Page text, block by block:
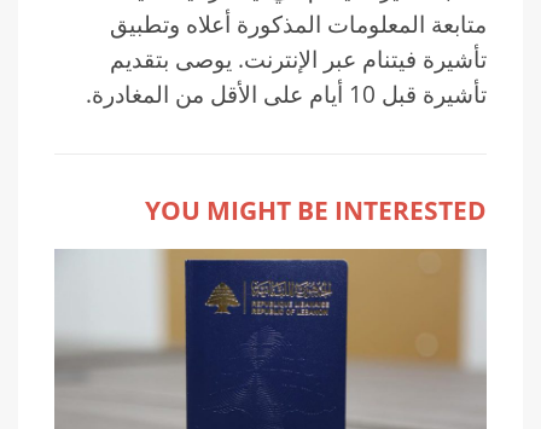
متابعة المعلومات المذكورة أعلاه وتطبيق
تأشيرة فيتنام عبر الإنترنت. يوصى بتقديم
تأشيرة قبل 10 أيام على الأقل من المغادرة.
YOU MIGHT BE INTERESTED